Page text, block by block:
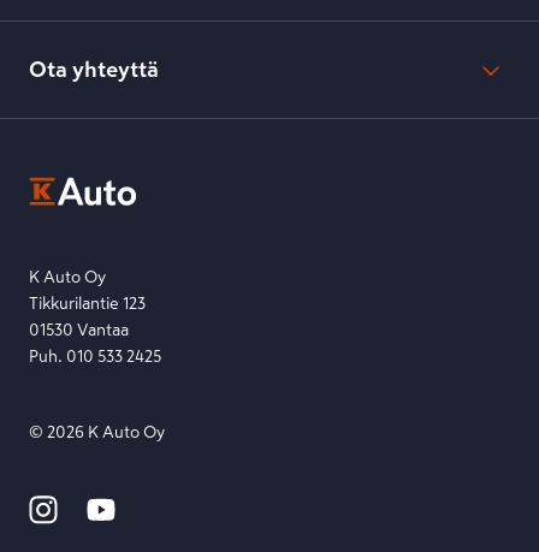
Saavutettavuus
Kesko-konsernin verkkoselailurekisteri
K-Ryhmän evästekäytännöt
Ota yhteyttä
Etsi toimipiste
K Auto Oy
Tikkurilantie 123
01530 Vantaa
Puh. 010 533 2425
© 2026 K Auto Oy